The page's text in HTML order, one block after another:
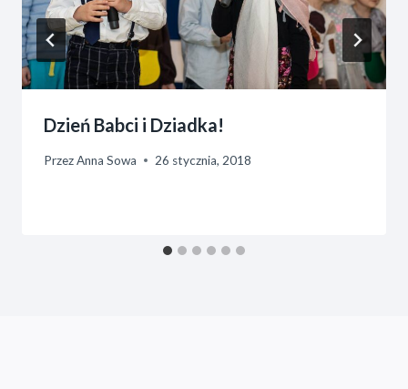
Dzień Babci i Dziadka!
PrzezAnna Sowa 26 stycznia, 2018